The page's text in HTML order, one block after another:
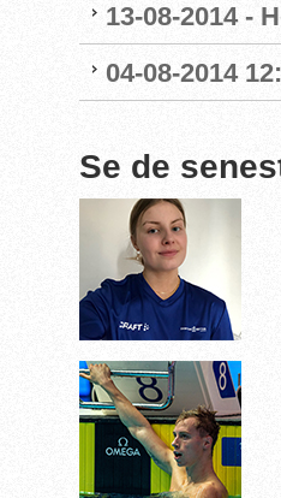
13-08-2014 -
04-08-2014
Se de